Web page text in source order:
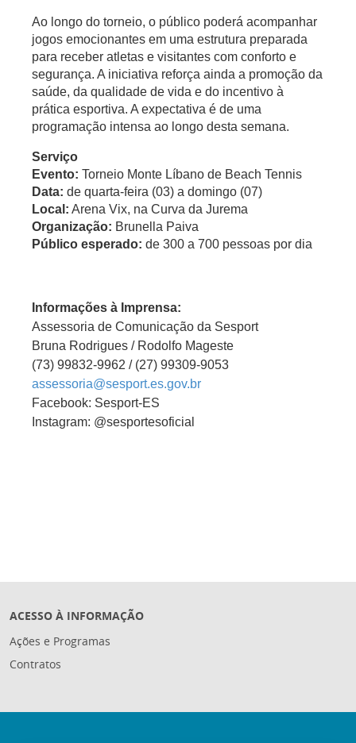
Ao longo do torneio, o público poderá acompanhar
jogos emocionantes em uma estrutura preparada
para receber atletas e visitantes com conforto e
segurança. A iniciativa reforça ainda a promoção da
saúde, da qualidade de vida e do incentivo à
prática esportiva. A expectativa é de uma
programação intensa ao longo desta semana.
Serviço
Evento: Torneio Monte Líbano de Beach Tennis
Data: de quarta-feira (03) a domingo (07)
Local: Arena Vix, na Curva da Jurema
Organização: Brunella Paiva
Público esperado: de 300 a 700 pessoas por dia
Informações à Imprensa:
Assessoria de Comunicação da Sesport
Bruna Rodrigues / Rodolfo Mageste
(73) 99832-9962 / (27) 99309-9053
assessoria@sesport.es.gov.br
Facebook: Sesport-ES
Instagram: @sesportesoficial
ACESSO À INFORMAÇÃO
Ações e Programas
Contratos